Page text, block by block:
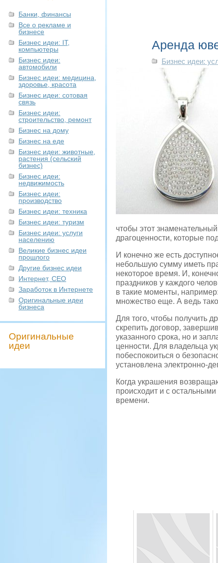
Банки, финансы
Все о рекламе и
бизнесе
Бизнес идеи: IT,
компьютеры
Бизнес идеи:
автомобили
Бизнес идеи: медицина,
здоровье, красота
Бизнес идеи: сотовая
связь
Бизнес идеи:
строительство, ремонт
Бизнес на дому
Бизнес на еде
Бизнес идеи: животные,
растения (сельский
бизнес)
Бизнес идеи:
недвижимость
Бизнес идеи:
производство
Бизнес идеи: техника
Бизнес идеи: туризм
Бизнес идеи: услуги
населению
Великие бизнес идеи
прошлого
Другие бизнес идеи
Интернет, СЕО
Заработок в Интернете
Оригинальные идеи
бизнеса
Оригинальные
идеи
Аренда
Бизнес идеи:
чтобы этот
драгоценности, которые
И конечно же есть
небольшую сумму иметь
некоторое время. И,
праздников у каждого
в такие моменты,
множество еще. А ведь
Для того, чтобы получить
скрепить договор,
указанного срока, но и
ценности. Для владельца
побеспокоиться о
установлена электронно-
Когда украшения
происходит и с
времени.